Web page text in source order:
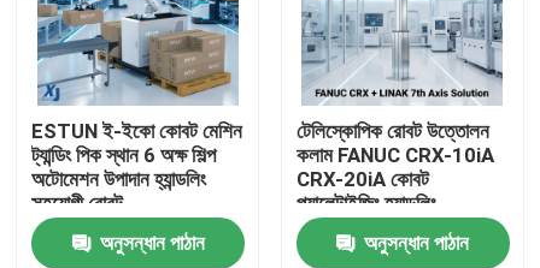
আমাদের সম্পর্কে
কারখানা ভ্রমণ
মান নিয়ন্ত্রণ
ESTUN ই-ইকো কোবট মেশিন
ট্যান্ডিং পিক স্থান 6 অক্ষ শিল্প
অটোমেশন উপাদান হ্যান্ডলিং
সহযোগী রোবট
অনুসন্ধান পাঠান
টেলিস্কোপিক রোবট উত্তোলন
কলাম FANUC CRX-10iA
CRX-20iA কোবট
প্যালেটাইজিং হ্যান্ডলিং
সহযোগিতামূলক রোবট
অনুসন্ধান পাঠান